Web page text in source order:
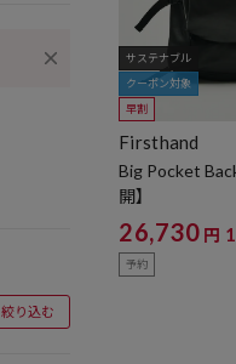
絞り込む
サステナブル
クーポン対象
早割
Firsthand
Big Pocket
開】
26,730 円
予約